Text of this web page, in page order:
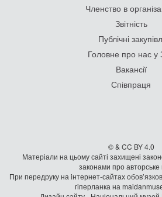
Членство в
Звітність
Публічні
Головне про нас у
Вакансії
Співпраця
© & CC BY 4.0
Матеріали на цьому сайті захищені
законами про авторське
При передруку на iнтернет-сайтах
гiперланка на